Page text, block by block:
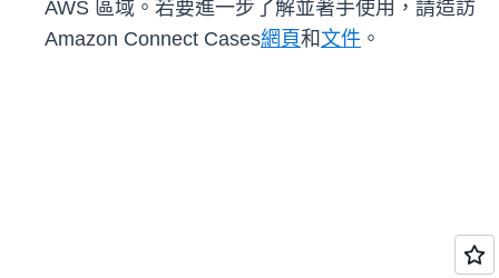
AWS 區域。若要進一步了解並著手使用，請造訪
Amazon Connect Cases網頁和文件 。